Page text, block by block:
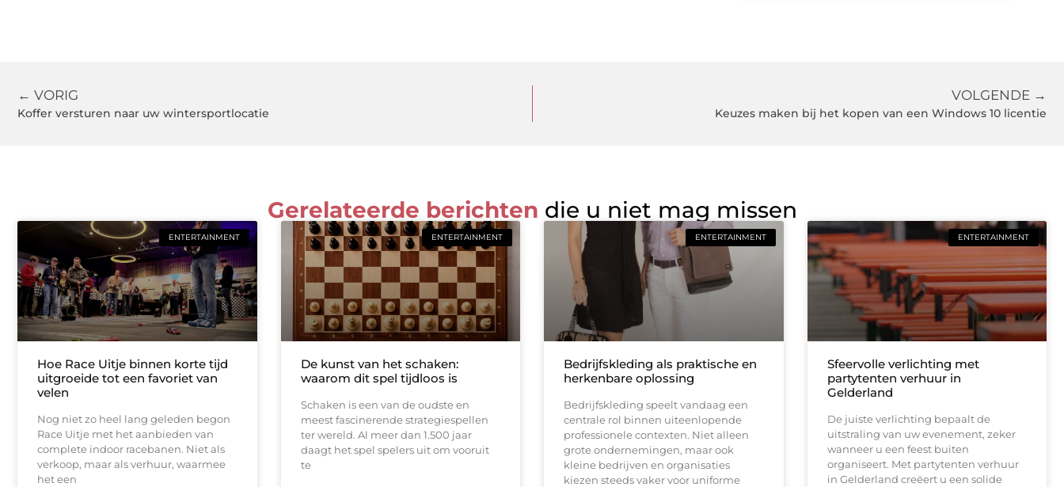
← VORIG
Koffer versturen naar uw wintersportlocatie
VOLGENDE →
Keuzes maken bij het kopen van een Windows 10 licentie
Gerelateerde berichten die u niet mag missen
ENTERTAINMENT
Hoe Race Uitje binnen korte tijd
uitgroeide tot een favoriet van
velen
Nog niet zo heel lang geleden begon
Race Uitje met het aanbieden van
complete indoor racebanen. Niet als
verkoop, maar als verhuur, waarmee
het een
ENTERTAINMENT
De kunst van het schaken:
waarom dit spel tijdloos is
Schaken is een van de oudste en
meest fascinerende strategiespellen
ter wereld. Al meer dan 1.500 jaar
daagt het spel spelers uit om vooruit
te
ENTERTAINMENT
Bedrijfskleding als praktische en
herkenbare oplossing
Bedrijfskleding speelt vandaag een
centrale rol binnen uiteenlopende
professionele contexten. Niet alleen
grote ondernemingen, maar ook
kleine bedrijven en organisaties
kiezen steeds vaker voor uniforme
ENTERTAINMENT
Sfeervolle verlichting met
partytenten verhuur in
Gelderland
De juiste verlichting bepaalt de
uitstraling van uw evenement, zeker
wanneer u een feest buiten
organiseert. Met partytenten verhuur
in Gelderland creëert u een solide